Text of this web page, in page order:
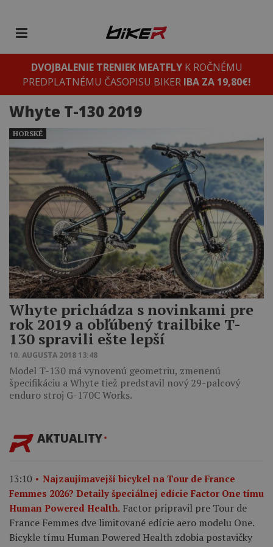
DVOJBALENIE TRENIEK MEATFLYK ROČNÉMU
PREDPLATNÉMU ČASOPISU BIKER IBA ZA 19,80€!
Whyte T-130 2019
Whyte prichádza s novinkami pre
rok 2019 a obľúbený trailbike T-
130 spravili ešte lepší
10. AUGUSTA 2018 13:48
Model T-130 má vynovenú geometriu, zmenenú
špecifikáciu a Whyte tiež predstavil nový 29-palcový
enduro stroj G-170C Works.
HORSKÉ
AKTUALITY
13:10
Najzaujímavejší bicykel na Tour de France
Femmes 2026? Detaily špeciálnej edície Factor One tímu
Human Powered Health. Factor pripravil pre Tour de
France Femmes dve limitované edície aero modelu One.
Bicykle tímu Human Powered Health zdobia postavičky